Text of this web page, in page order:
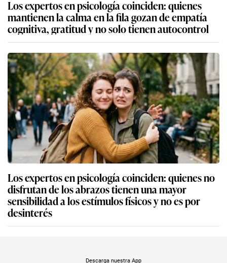
Los expertos en psicología coinciden: quienes
mantienen la calma en la fila gozan de empatía
cognitiva, gratitud y no solo tienen autocontrol
Los expertos en psicología coinciden: quienes no
disfrutan de los abrazos tienen una mayor
sensibilidad a los estímulos físicos y no es por
desinterés
Descarga nuestra App